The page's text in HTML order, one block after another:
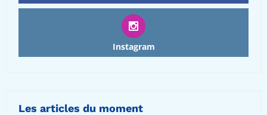
Instagram
Les articles du moment